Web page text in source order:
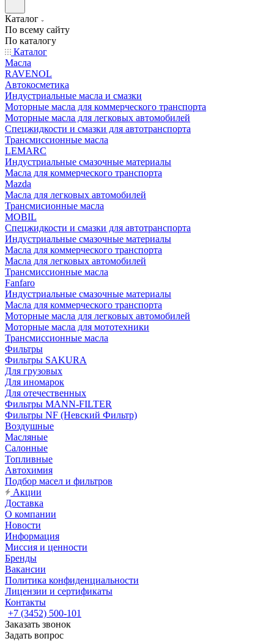
Каталог
По всему сайту
По каталогу
Каталог
Масла
RAVENOL
Автокосметика
Индустриальные масла и смазки
Моторные масла для коммерческого транспорта
Моторные масла для легковых автомобилей
Спецжидкости и смазки для автотранспорта
Трансмиссионные масла
LEMARC
Индустриальные смазочные материалы
Масла для коммерческого транспорта
Mazda
Масла для легковых автомобилей
Трансмисионные масла
MOBIL
Cпецжидкости и смазки для автотранспорта
Индустриальные смазочные материалы
Масла для коммерческого транспорта
Масла для легковых автомобилей
Трансмиссионные масла
Fanfaro
Индустриальные смазочные материалы
Масла для коммерческого транспорта
Моторные масла для легковых автомобилей
Моторные масла для мототехники
Трансмиссионные масла
Фильтры
Фильтры SAKURA
Для грузовых
Для иномарок
Для отечественных
Фильтры MANN-FILTER
Фильтры NF (Невский Фильтр)
Воздушные
Масляные
Салонные
Топливные
Автохимия
Подбор масел и фильтров
Акции
Доставка
О компании
Новости
Информация
Миссия и ценности
Бренды
Вакансии
Политика конфиденциальности
Лицензии и сертификаты
Контакты
+7 (3452) 500-101
Заказать звонок
Задать вопрос